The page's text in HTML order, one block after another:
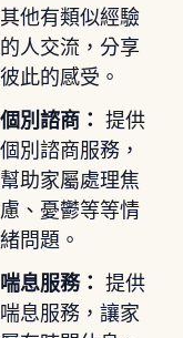
其他有類似經驗
的人交流，分享
彼此的感受。
個別諮商： 提供
個別諮商服務，
幫助家屬處理焦
慮、憂鬱等等情
緒問題。
喘息服務： 提供
喘息服務，讓家